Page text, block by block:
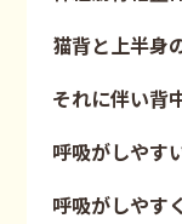
猫背と上半身
それに伴い背
呼吸がしやす
呼吸がしやす